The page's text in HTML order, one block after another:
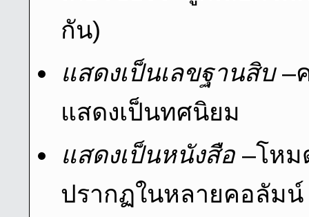
กัน)
แสดงเป็นเลขฐานสิบ–
แสดงเป็นทศนิยม
แสดงเป็นหนังสือ–โหม
ปรากฏในหลายคอลัม